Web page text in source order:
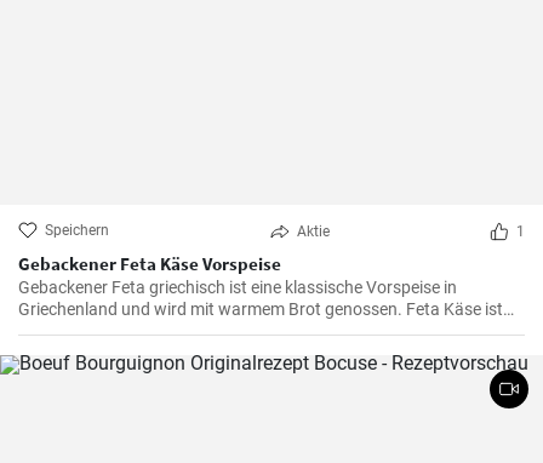
Speichern Aktie 1
Gebackener Feta Käse Vorspeise
Gebackener Feta griechisch ist eine klassische Vorspeise in
Griechenland und wird mit warmem Brot genossen. Feta Käse ist
aus Schafsmilch und schmeckt pikant aber nicht zu salzig .
Gebackener Feta im Ofen ist besonders köstlich. Probieren sie es
aus.